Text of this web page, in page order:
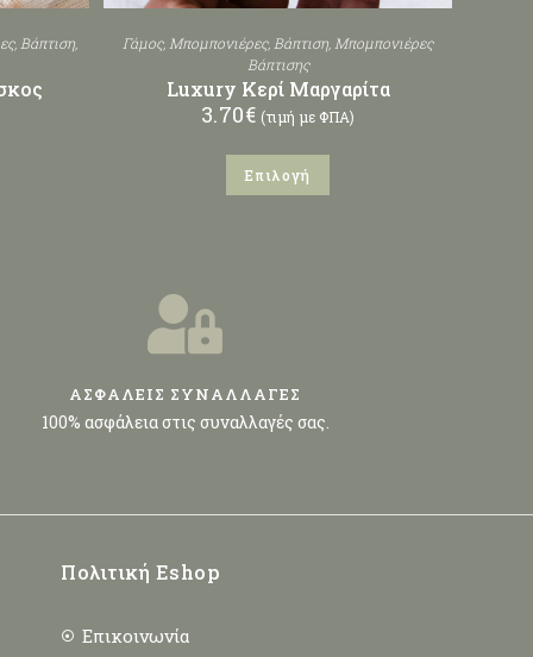
,Βάπτιση, Γάμος,Μπομπονιέρες,Βάπτιση,Μπομπονιέρες
Βάπτισης
Luxury Κερί Μαργαρίτα
3.70€ (τιμή με ΦΠΑ)
Επιλογή
ΑΣΦΑΛΕΙΣ ΣΥΝΑΛΛΑΓΕΣ
100% ασφάλεια στις συναλλαγές σας.
Πολιτική Eshop
Επικοινωνία